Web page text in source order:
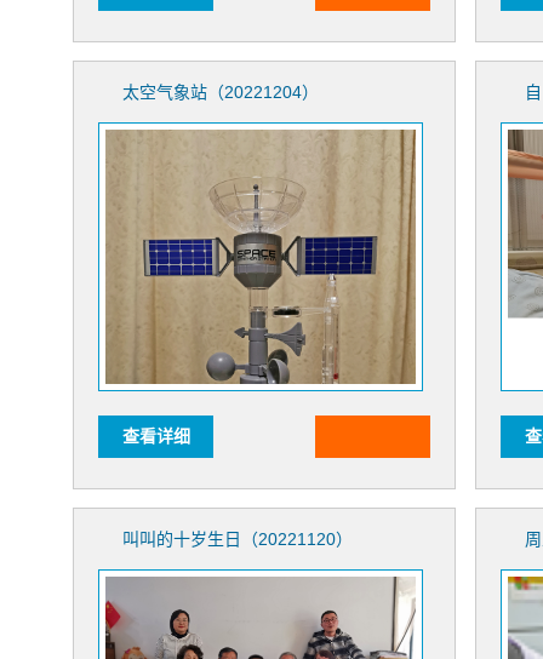
太空气象站（20221204）
查看详细
叫叫的十岁生日（20221120）